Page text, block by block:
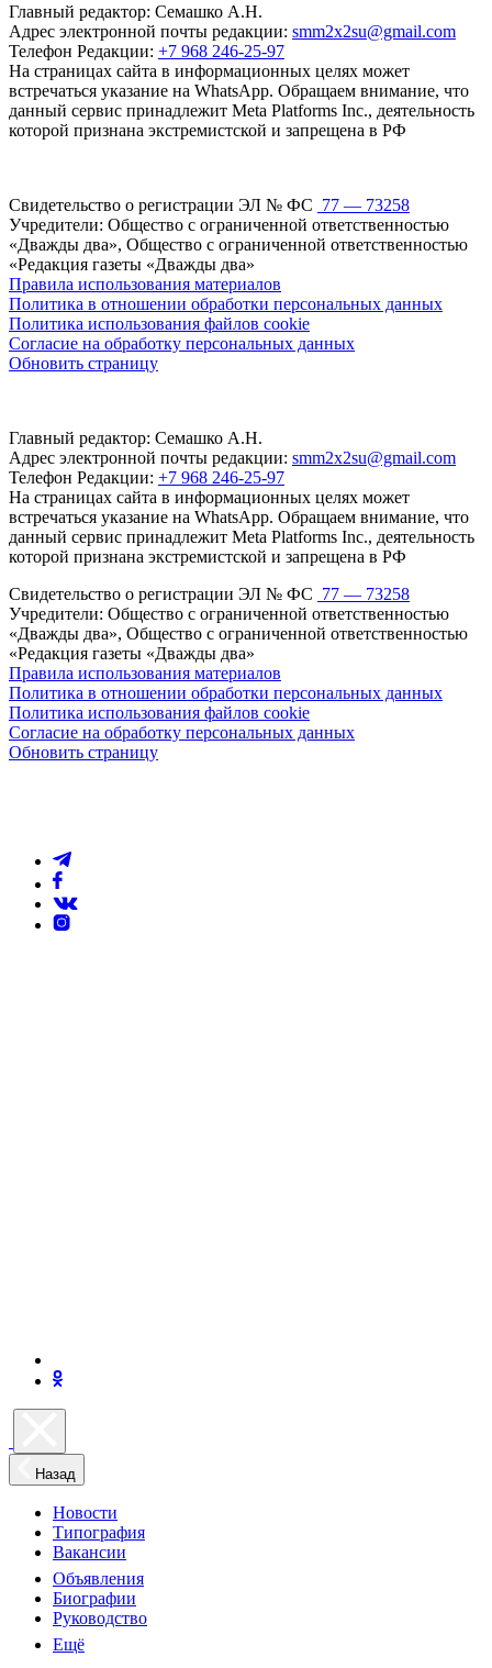
Главный редактор: Семашко А.Н.
Адрес электронной почты редакции: smm2x2su@gmail.com
Телефон Редакции: +7 968 246-25-97
На страницах сайта в информационных целях может
встречаться указание на WhatsApp. Обращаем внимание, что
данный сервис принадлежит Meta Platforms Inc., деятельность
которой признана экстремистской и запрещена в РФ
Свидетельство о регистрации ЭЛ № ФС 77 — 73258
Учредители: Общество с ограниченной ответственностью
«Дважды два», Общество с ограниченной ответственностью
«Редакция газеты «Дважды два»
Правила использования материалов
Политика в отношении обработки персональных данных
Политика использования файлов cookie
Согласие на обработку персональных данных
Обновить страницу
Главный редактор: Семашко А.Н.
Адрес электронной почты редакции: smm2x2su@gmail.com
Телефон Редакции: +7 968 246-25-97
На страницах сайта в информационных целях может
встречаться указание на WhatsApp. Обращаем внимание, что
данный сервис принадлежит Meta Platforms Inc., деятельность
которой признана экстремистской и запрещена в РФ
Свидетельство о регистрации ЭЛ № ФС 77 — 73258
Учредители: Общество с ограниченной ответственностью
«Дважды два», Общество с ограниченной ответственностью
«Редакция газеты «Дважды два»
Правила использования материалов
Политика в отношении обработки персональных данных
Политика использования файлов cookie
Согласие на обработку персональных данных
Обновить страницу
Назад
Новости
Типография
Вакансии
Объявления
Биографии
Руководство
Ещё